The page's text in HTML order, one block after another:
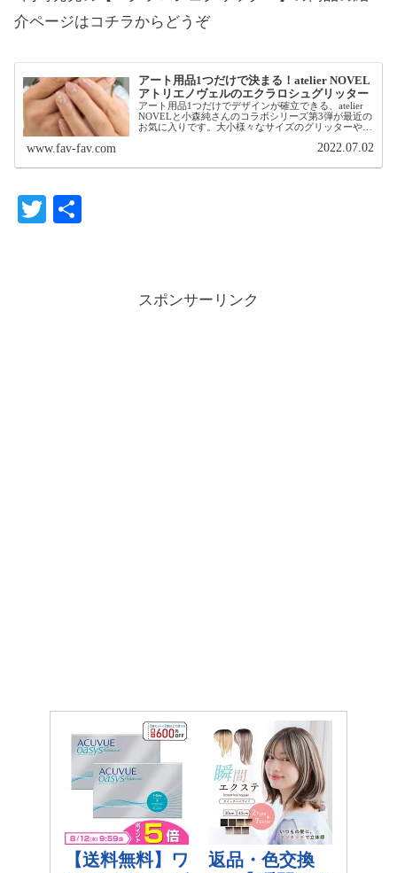
介ページはコチラからどうぞ
アート用品1つだけで決まる！atelier NOVEL
アトリエノヴェルのエクラロシュグリッター
アート用品1つだけでデザインが確立できる、atelier
NOVELと小森純さんのコラボシリーズ第3弾が最近の
お気に入りです。大小様々なサイズのグリッターやシ
www.fav-fav.com 2022.07.02
T
スポンサーリンク